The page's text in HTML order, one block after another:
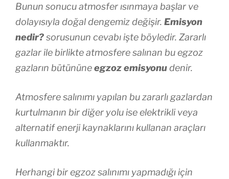
Bunun sonucu atmosfer ısınmaya başlar ve
dolayısıyla doğal dengemiz değişir. Emisyon
nedir?sorusunun cevabı işte böyledir. Zararlı
gazlar ile birlikte atmosfere salınan bu egzoz
gazların bütününeegzoz emisyonudenir.
Atmosfere salınımı yapılan bu zararlı gazlardan
kurtulmanın bir diğer yolu ise elektrikli veya
alternatif enerji kaynaklarını kullanan araçları
kullanmaktır.
Herhangi bir egzoz salınımı yapmadığı için